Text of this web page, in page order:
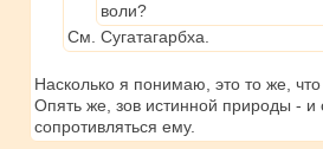
воли?
См. Сугатагарбха.
Насколько я понимаю, это то же, что
Опять же, зов истинной природы - и
сопротивляться ему.